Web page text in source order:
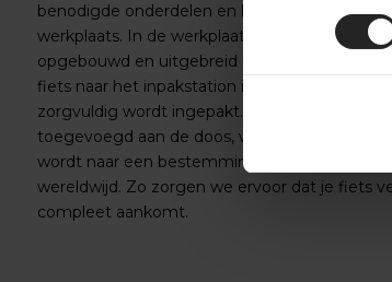
benodigde onderdelen en bereidt ze voor op
werkplaats. In de werkplaats wordt de fiets
opgebouwd en uitgebreid getest. Daarna gaat
fiets naar het inpakstation in het magazijn,
zorgvuldig wordt ingepakt. Accessoires worden
toegevoegd aan de doos, waarna de fiets
wordt naar een bestemming in Nederland of
wereldwijd. Zo zorgen we ervoor dat je fiets
compleet aankomt.